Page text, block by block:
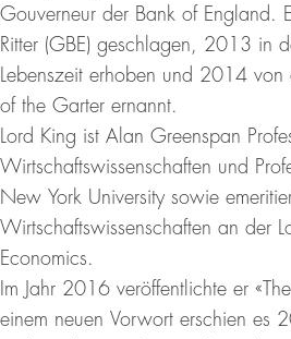
Gouverneur der Bank of England.
Ritter (GBE) geschlagen, 2013 in
Lebenszeit erhoben und 2014
of the Garter ernannt.
Lord King ist Alan Greenspan
Wirtschaftswissenschaften und
New York University sowie
Wirtschaftswissenschaften an der
Economics.
Im Jahr 2016 veröffentlichte er
einem neuen Vorwort erschien es